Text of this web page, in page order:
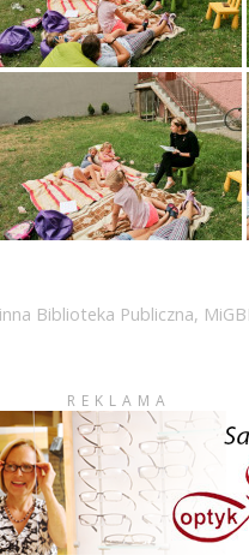
Biblioteka Publiczna,
REKLAMA